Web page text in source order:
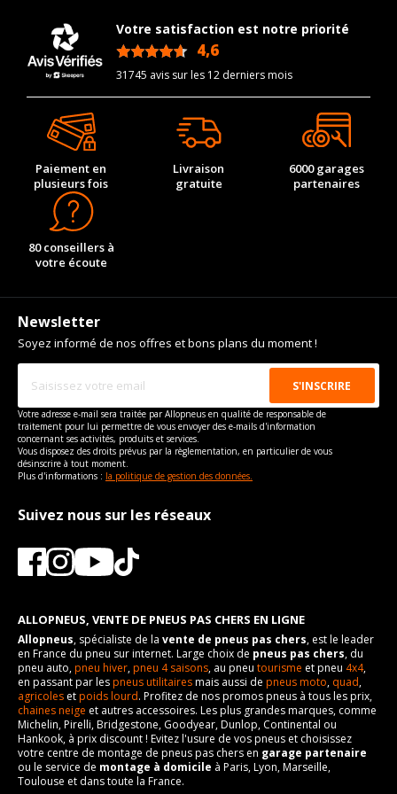
REVUELTO DEPUIS 05-2023 PHEV TRACTION INTÉGRALE
(1016CV)
Marque du véhicule
LAMBORGHINI
Motorisation
intégrale
Année de début de
modèle
Energie
Année de début de
motorisation
Code motorisation
Numéro de moteur
154541
Frein performance
6498
Puissance en Kw max
Type
Traction intégrale
VISSERIE LAMBORGHINI REVUELTO DEPUIS 05-2023 PHEV
TRACTION INTÉGRALE (1016CV)
Type de boulon
M14x1.5
Longueur du boulon
Pour la visserie, afin de garantir une parfaite compatibilité, nous
vous conseillons de contacter directement le constructeur.
Votre satisfaction est notre priorité
4,6
31745 avis sur les 12 derniers mois
Paiement en
plusieurs fois
Livraison
gratuite
6000 garages
partenaires
80 conseillers à
votre écoute
Newsletter
Soyez informé de nos offres et bons plans du moment !
Votre adresse e-mail sera traitée par Allopneus en qualité de responsable de
traitement pour lui permettre de vous envoyer des e-mails d'information
concernant ses activités, produits et services.
Vous disposez des droits prévus par la règlementation, en particulier de vous
désinscrire à tout moment.
Plus d'informations : la politique de gestion des données.
Suivez nous sur les réseaux
ALLOPNEUS, VENTE DE PNEUS PAS CHERS EN LIGNE
Allopneus, spécialiste de la vente de pneus pas chers, est le leader
en France du pneu sur internet. Large choix de pneus pas chers, du
pneu auto,pneu hiver,pneu 4 saisons, au pneu tourisme et pneu 4x4,
en passant par lespneus utilitairesmais aussi de pneus moto, quad,
agricoles etpoids lourd. Profitez de nos promos pneus à tous les prix,
chaines neige et autres accessoires. Les plus grandes marques, comme
Michelin, Pirelli, Bridgestone, Goodyear, Dunlop, Continental ou
Hankook, à prix discount ! Evitez l'usure de vos pneus et choisissez
votre centre de montage de pneus pas chers en garage partenaire
ou le service de montage à domicile à Paris, Lyon, Marseille,
Toulouse et dans toute la France.